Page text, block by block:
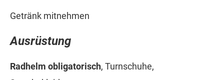
Getränk mitnehmen
Ausrüstung
Radhelm obligatorisch, Turnschuhe,